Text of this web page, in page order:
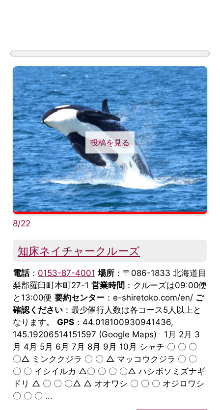
投稿を見る
8/22
知床ネイチャークルーズ
電話： 0153-87-4001 場所 ：〒086-1833 北海道目
梨郡羅臼町本町27-1 営業時間 ：クルーズは09:00便
と13:00便 要約センター ：e-shiretoko.com/en/ ご
確認ください ：最少催行人数は各コース5人以上と
なります。 GPS ：44.018100930941436,
145.19206514151597 (Google Maps) 1月 2月 3
月 4月 5月 6月 7月 8月 9月 10月 シャチ 〇 〇 〇
〇△ ミンククジラ 〇 〇 △ マッコウクジラ 〇 〇
〇 〇 イシイルカ △〇 〇 〇 〇△ ハシボソミズナギ
ドリ △ 〇 〇 〇△ △ オオワシ 〇 〇 〇 オジロワシ
〇 〇 〇 ...